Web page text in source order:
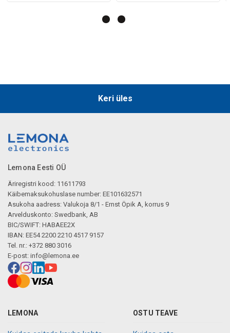
Keri üles
Lemona Eesti OÜ
Äriregistri kood: 11611793
Käibemaksukohuslase number: EE101632571
Asukoha aadress: Valukoja 8/1 - Ernst Öpik A, korrus 9
Arvelduskonto: Swedbank, AB
BIC/SWIFT: HABAEE2X
IBAN: EE54 2200 2210 4517 9157
Tel. nr.: +372 880 3016
E-post: info@lemona.ee
LEMONA OSTU TEAVE